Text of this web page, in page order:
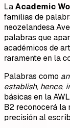
LaAcademic
familias de
neozelandesa
palabras que
académicos de
raramente en la
Palabras como
establish, hence,
básicas en la
B2 reconocerá la
precisión al